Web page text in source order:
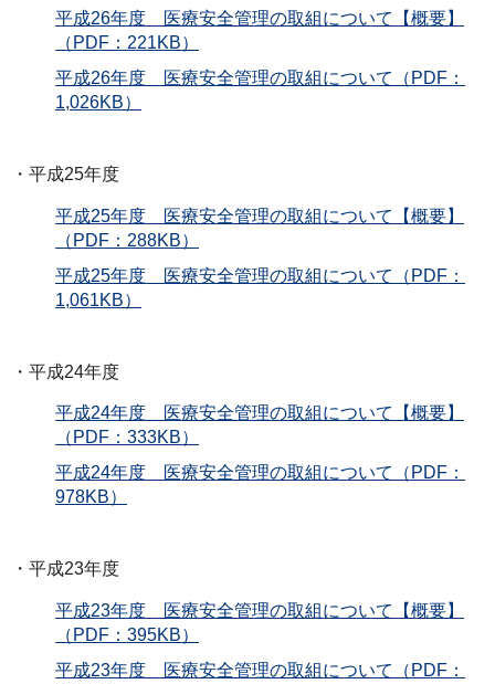
平成26年度 医療安全管理の取組について【概要】
（PDF：221KB）
平成26年度 医療安全管理の取組について（PDF：
1,026KB）
・平成25年度
平成25年度 医療安全管理の取組について【概要】
（PDF：288KB）
平成25年度 医療安全管理の取組について（PDF：
1,061KB）
・平成24年度
平成24年度 医療安全管理の取組について【概要】
（PDF：333KB）
平成24年度 医療安全管理の取組について（PDF：
978KB）
・平成23年度
平成23年度 医療安全管理の取組について【概要】
（PDF：395KB）
平成23年度 医療安全管理の取組について（PDF：